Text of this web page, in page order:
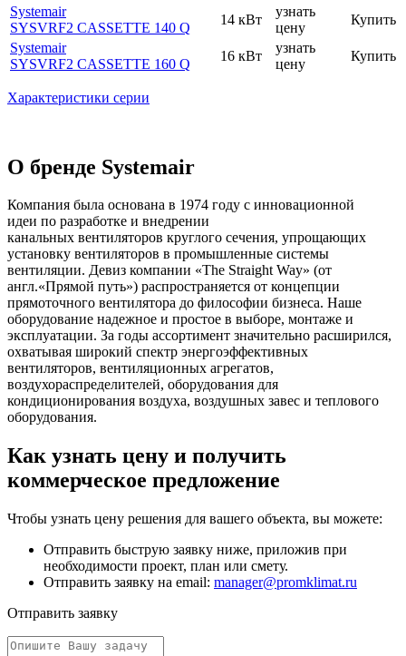
Systemair
SYSVRF2 CASSETTE 140 Q
14 кВт
узнать
цену
Купить
Systemair
SYSVRF2 CASSETTE 160 Q
16 кВт
узнать
цену
Купить
Характеристики серии
О бренде Systemair
Компания была основана в 1974 году с инновационной
идеи по разработке и внедрении
канальных вентиляторов круглого сечения, упрощающих
установку вентиляторов в промышленные системы
вентиляции. Девиз компании «The Straight Way» (от
англ.«Прямой путь») распространяется от концепции
прямоточного вентилятора до философии бизнеса. Наше
оборудование надежное и простое в выборе, монтаже и
эксплуатации. За годы ассортимент значительно расширился,
охватывая широкий спектр энергоэффективных
вентиляторов, вентиляционных агрегатов,
воздухораспределителей, оборудования для
кондиционирования воздуха, воздушных завес и теплового
оборудования.
Как узнать цену и получить
коммерческое предложение
Чтобы узнать цену решения для вашего объекта, вы можете:
Отправить быструю заявку ниже, приложив при
необходимости проект, план или смету.
Отправить заявку на email: manager@promklimat.ru
Отправить заявку